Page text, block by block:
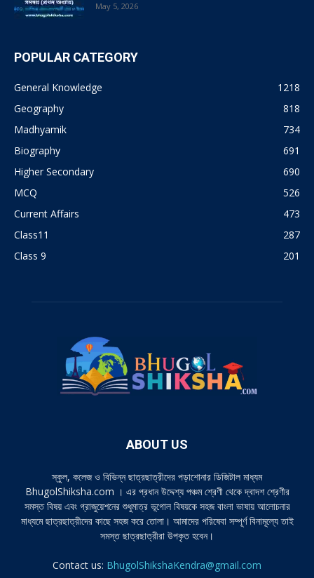
May 5, 2026
POPULAR CATEGORY
General Knowledge
1218
Geography
818
Madhyamik
734
Biography
691
Higher Secondary
690
MCQ
526
Current Affairs
473
Class11
287
Class 9
201
ABOUT US
স্কুল, কলেজ ও বিভিন্ন ছাত্রছাত্রীদের পড়াশোনার ডিজিটাল মাধ্যম
BhugolShiksha.com । এর প্রধান উদ্দেশ্য পঞ্চম শ্রেণী থেকে দ্বাদশ শ্রেণীর
সমস্ত বিষয় এবং গ্রাজুয়েশনের শুধুমাত্র ভূগোল বিষয়কে সহজ বাংলা ভাষায় আলোচনার
মাধ্যমে ছাত্রছাত্রীদের কাছে সহজ করে তোলা। আমাদের পরিষেবা সম্পূর্ণ বিনামূল্যে তাই
সমস্ত ছাত্রছাত্রীরা উপকৃত হবেন।
Contact us: BhugolShikshaKendra@gmail.com